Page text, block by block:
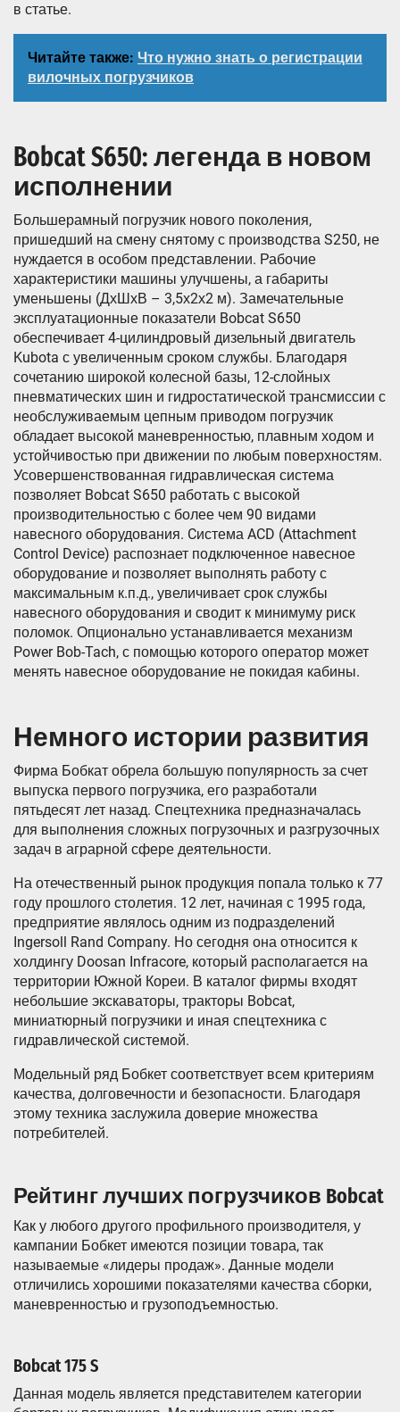
в статье.
Читайте также: Что нужно знать о регистрации
вилочных погрузчиков
Bobcat S650: легенда в новом
исполнении
Большерамный погрузчик нового поколения,
пришедший на смену снятому с производства S250, не
нуждается в особом представлении. Рабочие
характеристики машины улучшены, а габариты
уменьшены (ДхШхВ – 3,5х2х2 м). Замечательные
эксплуатационные показатели Bobcat S650
обеспечивает 4-цилиндровый дизельный двигатель
Kubota с увеличенным сроком службы. Благодаря
сочетанию широкой колесной базы, 12-слойных
пневматических шин и гидростатической трансмиссии с
необслуживаемым цепным приводом погрузчик
обладает высокой маневренностью, плавным ходом и
устойчивостью при движении по любым поверхностям.
Усовершенствованная гидравлическая система
позволяет Bobcat S650 работать с высокой
производительностью с более чем 90 видами
навесного оборудования. Cистема ACD (Attachment
Control Device) распознает подключенное навесное
оборудование и позволяет выполнять работу с
максимальным к.п.д., увеличивает срок службы
навесного оборудования и сводит к минимуму риск
поломок. Опционально устанавливается механизм
Power Bob-Tach, с помощью которого оператор может
менять навесное оборудование не покидая кабины.
Немного истории развития
Фирма Бобкат обрела большую популярность за счет
выпуска первого погрузчика, его разработали
пятьдесят лет назад. Спецтехника предназначалась
для выполнения сложных погрузочных и разгрузочных
задач в аграрной сфере деятельности.
На отечественный рынок продукция попала только к 77
году прошлого столетия. 12 лет, начиная с 1995 года,
предприятие являлось одним из подразделений
Ingersoll Rand Company. Но сегодня она относится к
холдингу Doosan Infracore, который располагается на
территории Южной Кореи. В каталог фирмы входят
небольшие экскаваторы, тракторы Bobcat,
миниатюрный погрузчики и иная спецтехника с
гидравлической системой.
Модельный ряд Бобкет соответствует всем критериям
качества, долговечности и безопасности. Благодаря
этому техника заслужила доверие множества
потребителей.
Рейтинг лучших погрузчиков Bobcat
Как у любого другого профильного производителя, у
кампании Бобкет имеются позиции товара, так
называемые «лидеры продаж». Данные модели
отличились хорошими показателями качества сборки,
маневренностью и грузоподъемностью.
Bobcat 175 S
Данная модель является представителем категории